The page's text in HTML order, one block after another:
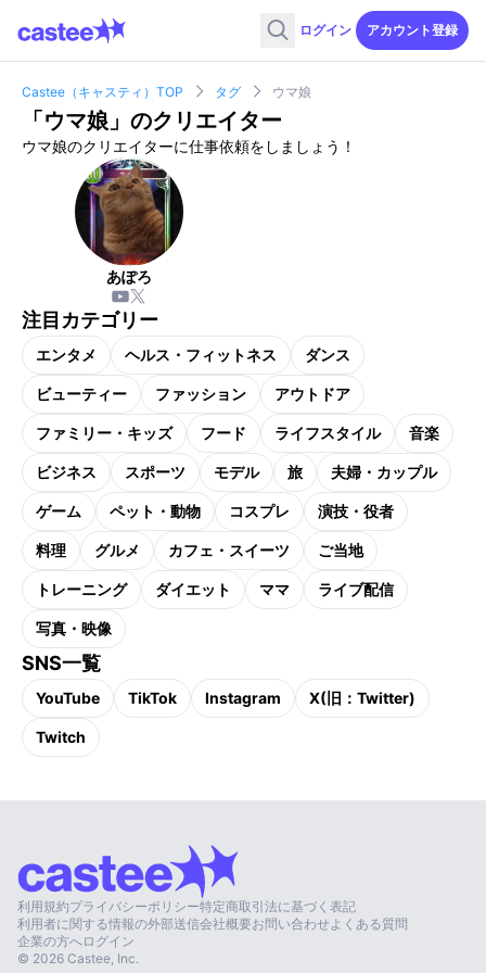
ログイン アカウント登録
Castee（キャスティ）TOP タグ ウマ娘
「ウマ娘 」のクリエイター
ウマ娘のクリエイターに仕事依頼をしましょう！
あぽろ
注目カテゴリー
エンタメ ヘルス・フィットネス ダンス
ビューティー ファッション アウトドア
ファミリー・キッズ フード ライフスタイル 音楽
ビジネス スポーツ モデル 旅 夫婦・カップル
ゲーム ペット・動物 コスプレ 演技・役者
料理 グルメ カフェ・スイーツ ご当地
トレーニング ダイエット ママ ライブ配信
写真・映像
SNS一覧
YouTube TikTok Instagram X(旧：Twitter)
Twitch
利用規約プライバシーポリシー特定商取引法に基づく表記
利用者に関する情報の外部送信会社概要お問い合わせ よくある質問
企業の方へログイン
© 2026 Castee, Inc.